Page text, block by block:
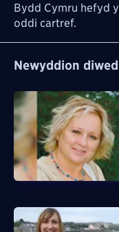
Bydd Cymru hefyd
oddi cartref.
Newyddion